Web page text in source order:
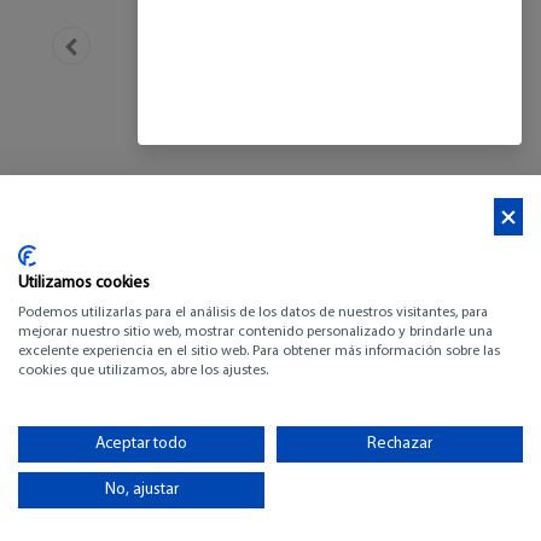
Utilizamos cookies
Podemos utilizarlas para el análisis de los datos de nuestros visitantes, para
mejorar nuestro sitio web, mostrar contenido personalizado y brindarle una
excelente experiencia en el sitio web. Para obtener más información sobre las
cookies que utilizamos, abre los ajustes.
Aceptar todo Rechazar
No, ajustar